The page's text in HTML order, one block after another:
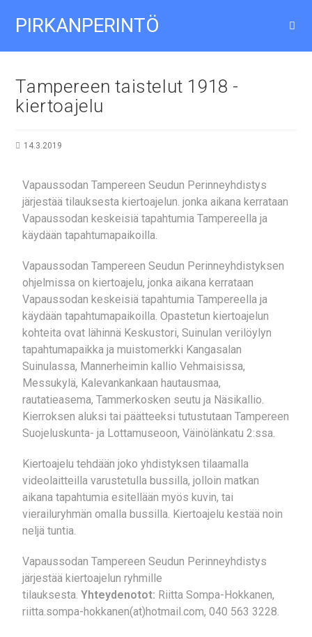
PIRKANPERINTÖ
Tampereen taistelut 1918 -
kiertoajelu
14.3.2019
Vapaussodan Tampereen Seudun Perinneyhdistys
järjestää tilauksesta kiertoajelun. jonka aikana kerrataan
Vapaussodan keskeisiä tapahtumia Tampereella ja
käydään tapahtumapaikoilla.
Vapaussodan Tampereen Seudun Perinneyhdistyksen
ohjelmissa on kiertoajelu, jonka aikana kerrataan
Vapaussodan keskeisiä tapahtumia Tampereella ja
käydään tapahtumapaikoilla. Opastetun kiertoajelun
kohteita ovat lähinnä Keskustori, Suinulan verilöylyn
tapahtumapaikka ja muistomerkki Kangasalan
Suinulassa, Mannerheimin kallio Vehmaisissa,
Messukylä, Kalevankankaan hautausmaa,
rautatieasema, Tammerkosken seutu ja Näsikallio.
Kierroksen aluksi tai päätteeksi tutustutaan Tampereen
Suojeluskunta- ja Lottamuseoon, Väinölänkatu 2:ssa.
Kiertoajelu tehdään joko yhdistyksen tilaamalla
videolaitteilla varustetulla bussilla, jolloin matkan
aikana tapahtumia esitellään myös kuvin, tai
vierailuryhmän omalla bussilla. Kiertoajelu kestää noin
neljä tuntia.
Vapaussodan Tampereen Seudun Perinneyhdistys
järjestää kiertoajelun ryhmille
tilauksesta.Yhteydenotot: Riitta Sompa-Hokkanen,
riitta.sompa-hokkanen(at)hotmail.com, 040 563 3228.